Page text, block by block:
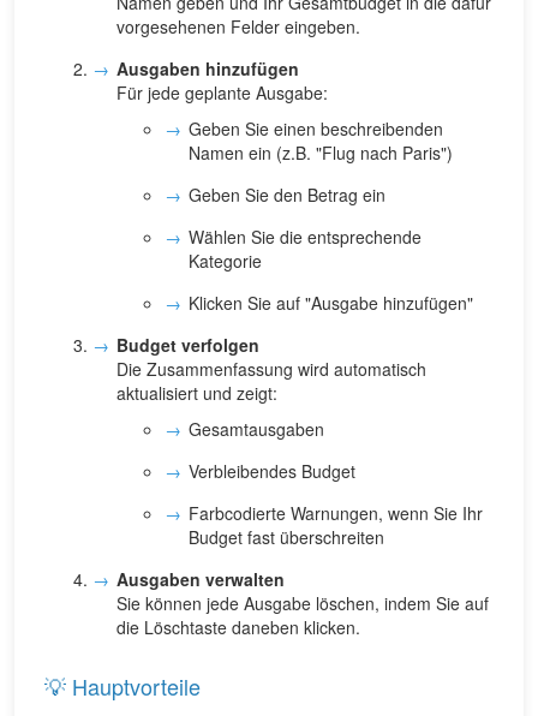
vorgesehenen Felder eingeben.
Ausgaben hinzufügen
Für jede geplante Ausgabe:
Geben Sie einen beschreibenden
Namen ein (z.B. "Flug nach Paris")
Geben Sie den Betrag ein
Wählen Sie die entsprechende
Kategorie
Klicken Sie auf "Ausgabe hinzufügen"
Budget verfolgen
Die Zusammenfassung wird automatisch
aktualisiert und zeigt:
Gesamtausgaben
Verbleibendes Budget
Farbcodierte Warnungen, wenn Sie Ihr
Budget fast überschreiten
Ausgaben verwalten
Sie können jede Ausgabe löschen, indem Sie auf
die Löschtaste daneben klicken.
💡 Hauptvorteile